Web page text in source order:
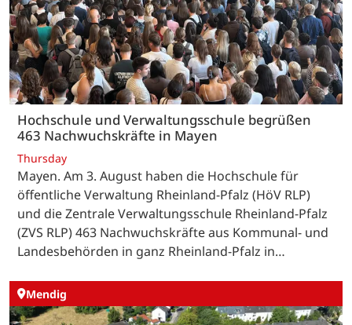
Hochschule und Verwaltungsschule begrüßen
463 Nachwuchskräfte in Mayen
Thursday
Mayen. Am 3. August haben die Hochschule für
öffentliche Verwaltung Rheinland-Pfalz (HöV RLP)
und die Zentrale Verwaltungsschule Rheinland-Pfalz
(ZVS RLP) 463 Nachwuchskräfte aus Kommunal- und
Landesbehörden in ganz Rheinland-Pfalz in…
Mendig